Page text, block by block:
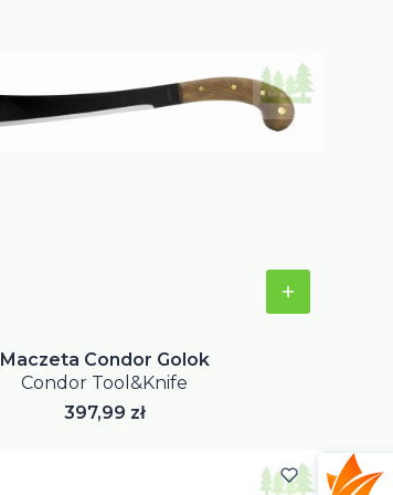
Maczeta Condor Golok
Condor Tool&Knife
Cena
397,99 zł